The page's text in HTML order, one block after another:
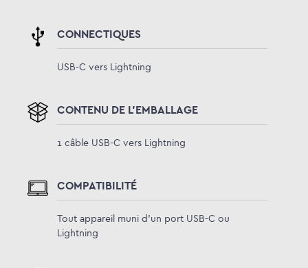
CONNECTIQUES
USB-C vers Lightning
CONTENU DE L'EMBALLAGE
1 câble USB-C vers Lightning
COMPATIBILITÉ
Tout appareil muni d'un port USB-C ou
Lightning